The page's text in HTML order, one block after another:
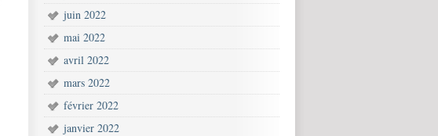
juin 2022
mai 2022
avril 2022
mars 2022
février 2022
janvier 2022